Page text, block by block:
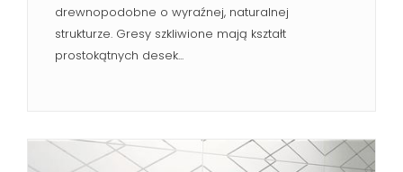
drewnopodobne o wyraźnej, naturalnej
strukturze. Gresy szkliwione mają kształt
prostokątnych desek...